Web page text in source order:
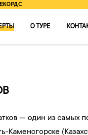
О ТУРЕ
— один из самых
Каменогорске